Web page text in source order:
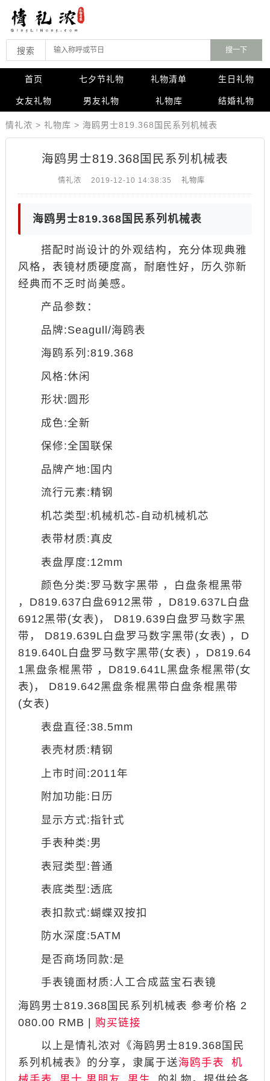
搜索
首页 七夕节礼物 礼物清单 生日礼物
女友礼物 男友礼物 礼物库 结婚礼物
情礼浓 > 礼物库 > 海鸥男士819.368国民系列机械表
海鸥男士819.368国民系列机械表
情礼浓 2019-12-10 14:38:35 礼物库
海鸥男士819.368国民系列机械表
搭配时尚设计的外观结构，充分体现典雅
风格，表镜材质硬度高，耐磨性好，历久弥新
经典而不乏时尚美感。
产品参数：
品牌:Seagull/海鸥表
海鸥系列:819.368
风格:休闲
形状:圆形
成色:全新
保修:全国联保
品牌产地:国内
流行元素:精钢
机芯类型:机械机芯-自动机械机芯
表带材质:真皮
表盘厚度:12mm
颜色分类:罗马数字黑带 ，白盘条棍黑带
，D819.637白盘6912黑带 ，D819.637L白盘
6912黑带(女表)， D819.639白盘罗马数字黑
带， D819.639L白盘罗马数字黑带(女表) ，D
819.640L白盘罗马数字黑带(女表) ，D819.64
1黑盘条棍黑带 ，D819.641L黑盘条棍黑带(女
表)， D819.642黑盘条棍黑带白盘条棍黑带
(女表)
表盘直径:38.5mm
表壳材质:精钢
上市时间:2011年
附加功能:日历
显示方式:指针式
手表种类:男
表冠类型:普通
表底类型:透底
表扣款式:蝴蝶双按扣
防水深度:5ATM
是否商场同款:是
手表镜面材质:人工合成蓝宝石表镜
海鸥男士819.368国民系列机械表 参考价格 2
080.00 RMB | 购买链接
以上是情礼浓对《海鸥男士819.368国民
系列机械表》的分享，隶属于送海鸥手表
机